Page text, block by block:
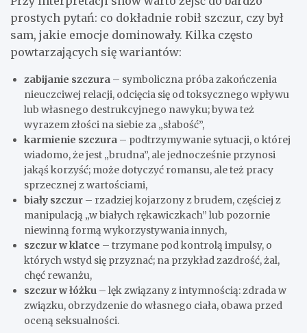
prostych pytań: co dokładnie robił szczur, czy był
sam, jakie emocje dominowały. Kilka często
powtarzających się wariantów:
zabijanie szczura – symboliczna próba zakończenia
nieuczciwej relacji, odcięcia się od toksycznego wpływu
lub własnego destrukcyjnego nawyku; bywa też
wyrazem złości na siebie za „słabość”,
karmienie szczura – podtrzymywanie sytuacji, o której
wiadomo, że jest „brudna”, ale jednocześnie przynosi
jakąś korzyść; może dotyczyć romansu, ale też pracy
sprzecznej z wartościami,
biały szczur – rzadziej kojarzony z brudem, częściej z
manipulacją „w białych rękawiczkach” lub pozornie
niewinną formą wykorzystywania innych,
szczur w klatce – trzymane pod kontrolą impulsy, o
których wstyd się przyznać; na przykład zazdrość, żal,
chęć rewanżu,
szczur w łóżku – lęk związany z intymnością: zdrada w
związku, obrzydzenie do własnego ciała, obawa przed
oceną seksualności.